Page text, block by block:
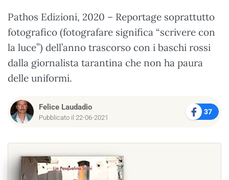
Pathos Edizioni, 2020 – Reportage soprattutto
fotografico (fotografare significa “scrivere con
la luce”) dell’anno trascorso con i baschi rossi
dalla giornalista tarantina che non ha paura
delle uniformi.
Felice Laudadio
Pubblicato il 22-06-2021
37